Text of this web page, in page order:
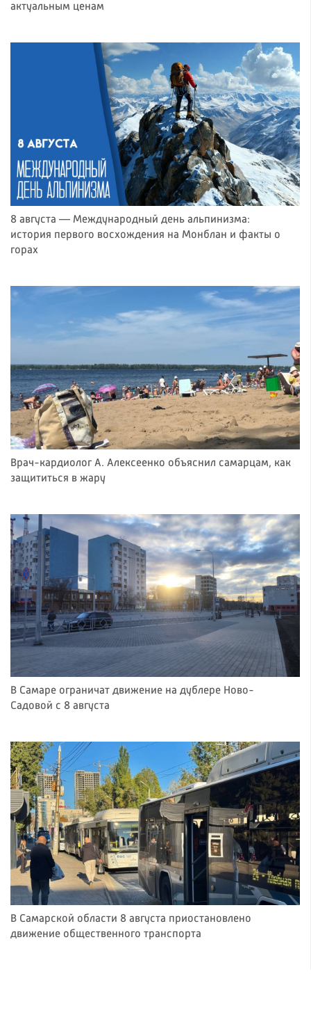
актуальным ценам
8 августа — Международный день альпинизма:
история первого восхождения на Монблан и факты о
горах
Врач-кардиолог А. Алексеенко объяснил самарцам, как
защититься в жару
В Самаре ограничат движение на дублере Ново-
Садовой с 8 августа
В Самарской области 8 августа приостановлено
движение общественного транспорта